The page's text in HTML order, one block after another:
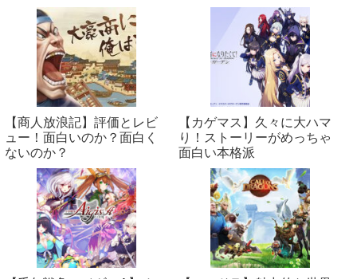
【商人放浪‪記】評価とレビ
ュー！面白いのか？面白く
ないのか？
【カゲマス】久々に大ハマ
り！ストーリーがめっちゃ
面白い本格派